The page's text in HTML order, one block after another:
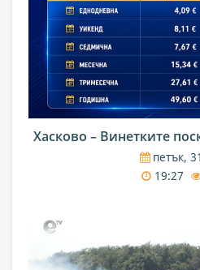
Хасково – Винетките
петък,
19:27